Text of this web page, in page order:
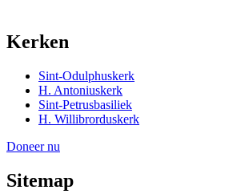
Kerken
Sint-Odulphuskerk
H. Antoniuskerk
Sint-Petrusbasiliek
H. Willibrorduskerk
Doneer nu
Sitemap